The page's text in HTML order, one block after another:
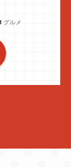
グルメ